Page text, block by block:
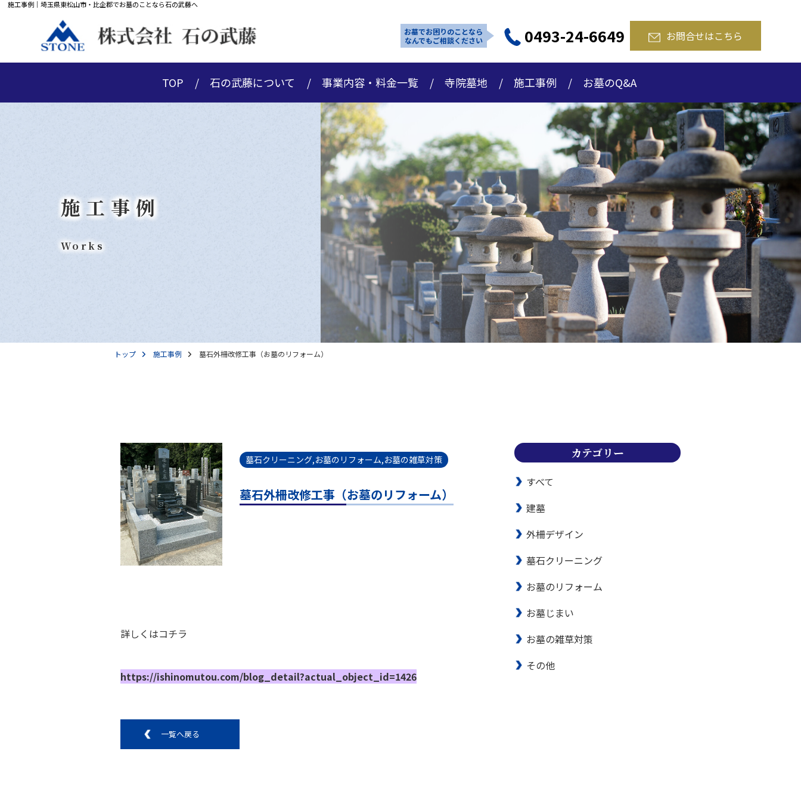
施工事例｜埼玉県東松山市・比企郡でお墓のことなら石の武藤へ
お墓でお困りのことなら
なんでもご相談ください
0493-24-6649 お問合せはこちら
TOP 石の武藤について 事業内容・料金一覧 寺院墓地 施工事例 お墓のQ&A
施工事例
Works
トップ 施工事例 墓石外柵改修工事（お墓のリフォーム）
墓石クリーニング,お墓のリフォーム,お墓の雑草対策
墓石外柵改修工事（お墓のリフォーム）
詳しくはコチラ
https://ishinomutou.com/blog_detail?actual_object_id=1426
一覧へ戻る
カテゴリー
すべて
建墓
外柵デザイン
墓石クリーニング
お墓のリフォーム
お墓じまい
お墓の雑草対策
その他